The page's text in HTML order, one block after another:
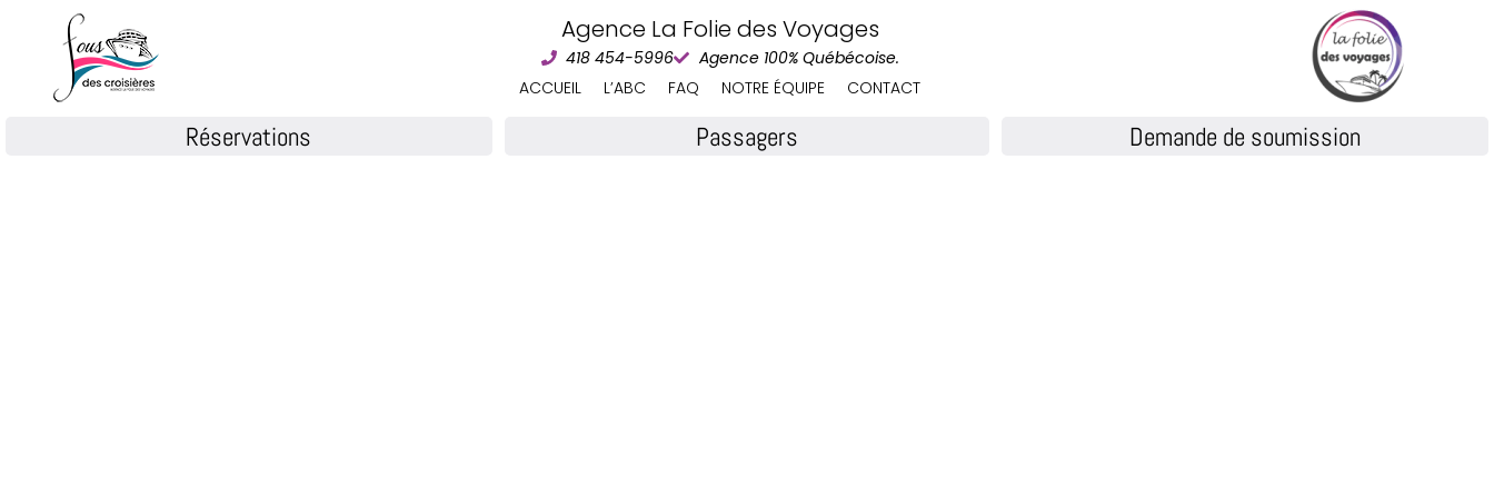
Agence La Folie des Voyages
418 454-5996
Agence 100% Québécoise.
ACCUEIL
L’ABC FAQ NOTRE ÉQUIPE CONTACT
Réservations Passagers Demande de soumission